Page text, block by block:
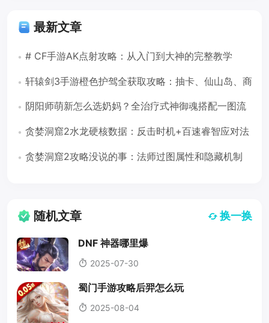
最新文章
# CF手游AK点射攻略：从入门到大神的完整教学
轩辕剑3手游橙色护驾全获取攻略：抽卡、仙山岛、商
阴阳师萌新怎么选奶妈？全治疗式神御魂搭配一图流
贪婪洞窟2水龙硬核数据：反击时机+百速睿智应对法
贪婪洞窟2攻略没说的事：法师过图属性和隐藏机制
随机文章 换一换
DNF 神器哪里爆
2025-07-30
蜀门手游攻略后羿怎么玩
2025-08-04